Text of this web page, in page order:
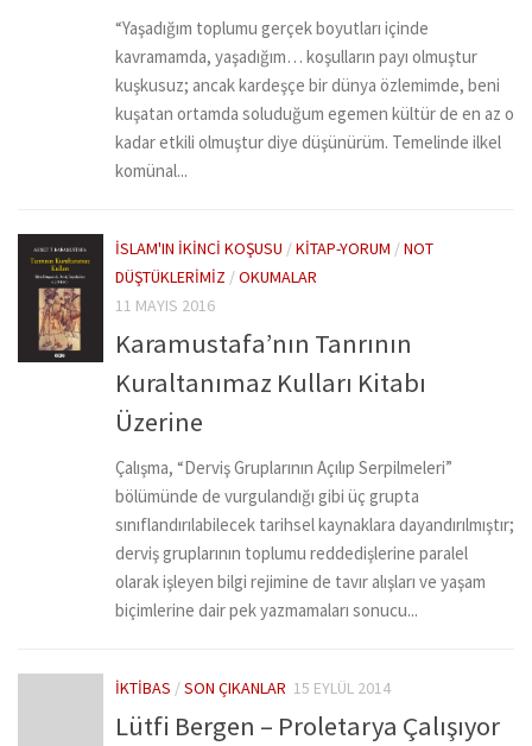
“Yaşadığım toplumu gerçek boyutları içinde
kavramamda, yaşadığım… koşulların payı olmuştur
kuşkusuz; ancak kardeşçe bir dünya özlemimde, beni
kuşatan ortamda soluduğum egemen kültür de en az o
kadar etkili olmuştur diye düşünürüm. Temelinde ilkel
komünal...
İSLAM'IN İKINCI KOŞUSU /KITAP-YORUM /NOT
DÜŞTÜKLERIMIZ /OKUMALAR
11 MAYIS 2016
Karamustafa’nın Tanrının
Kuraltanımaz Kulları Kitabı
Üzerine
Çalışma, “Derviş Gruplarının Açılıp Serpilmeleri”
bölümünde de vurgulandığı gibi üç grupta
sınıflandırılabilecek tarihsel kaynaklara dayandırılmıştır;
derviş gruplarının toplumu reddedişlerine paralel
olarak işleyen bilgi rejimine de tavır alışları ve yaşam
biçimlerine dair pek yazmamaları sonucu...
İKTIBAS /SON ÇIKANLAR 15 EYLÜL 2014
Lütfi Bergen – Proletarya Çalışıyor